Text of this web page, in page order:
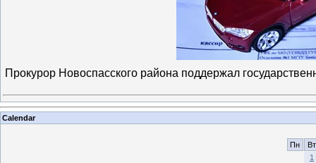
Прокурор Новоспасского района поддержал
Calendar
Пн
Вт
1